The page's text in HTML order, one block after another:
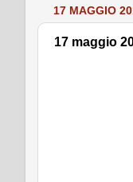
17 MAGGIO
17 maggio